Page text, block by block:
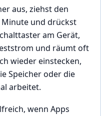
aus, ziehst den
Minute und drückst
am Gerät,
und räumt oft
wieder einstecken,
Speicher oder die
arbeitet.
wenn Apps